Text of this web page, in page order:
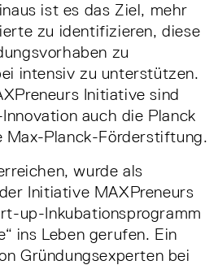
ist es das Ziel, mehr
zu identifizieren, diese
zu
intensiv zu unterstützen.
Initiative sind
auch die Planck
Max-Planck-Förderstiftung.
wurde als
Initiative MAXPreneurs
up-Inkubationsprogramm
ins Leben gerufen. Ein
Gründungsexperten bei